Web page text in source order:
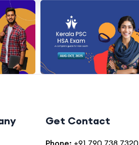
Get Contact
Phone: +91 790 738 7320